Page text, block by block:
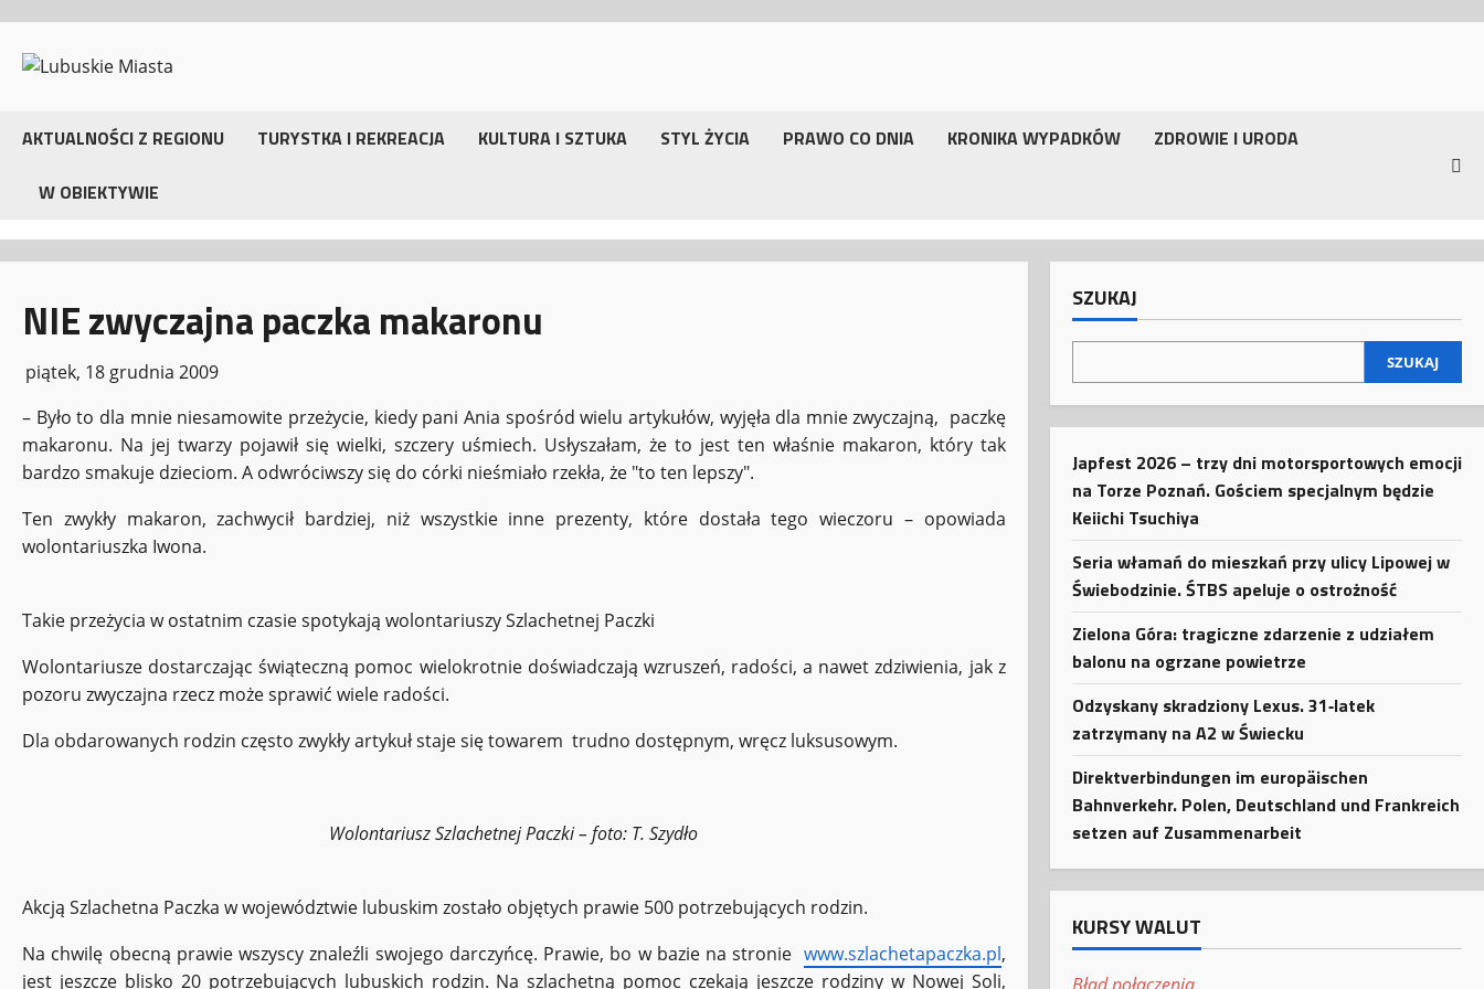
AKTUALNOŚCI Z REGIONU TURYSTKA I REKREACJA KULTURA I SZTUKA STYL ŻYCIA PRAWO CO DNIA KRONIKA WYPADKÓW ZDROWIE I URODA
W OBIEKTYWIE
NIE zwyczajna paczka makaronu
piątek, 18 grudnia 2009
– Było to dla mnie niesamowite przeżycie, kiedy pani Ania spośród wielu artykułów, wyjęła dla mnie zwyczajną, paczkę
makaronu. Na jej twarzy pojawił się wielki, szczery uśmiech. Usłyszałam, że to jest ten właśnie makaron, który tak
bardzo smakuje dzieciom. A odwróciwszy się do córki nieśmiało rzekła, że "to ten lepszy".
Ten zwykły makaron, zachwycił bardziej, niż wszystkie inne prezenty, które dostała tego wieczoru – opowiada
wolontariuszka Iwona.
Takie przeżycia w ostatnim czasie spotykają wolontariuszy Szlachetnej Paczki
Wolontariusze dostarczając świąteczną pomoc wielokrotnie doświadczają wzruszeń, radości, a nawet zdziwienia, jak z
pozoru zwyczajna rzecz może sprawić wiele radości.
Dla obdarowanych rodzin często zwykły artykuł staje się towarem trudno dostępnym, wręcz luksusowym.
Wolontariusz Szlachetnej Paczki – foto: T. Szydło
Akcją Szlachetna Paczka w województwie lubuskim zostało objętych prawie 500 potrzebujących rodzin.
Na chwilę obecną prawie wszyscy znaleźli swojego darczyńcę. Prawie, bo w bazie na stronie www.szlachetapaczka.pl,
jest jeszcze blisko 20 potrzebujących lubuskich rodzin. Na szlachetną pomoc czekają jeszcze rodziny w Nowej Soli,
SZUKAJ
SZUKAJ
Japfest 2026 – trzy dni motorsportowych emocji
na Torze Poznań. Gościem specjalnym będzie
Keiichi Tsuchiya
Seria włamań do mieszkań przy ulicy Lipowej w
Świebodzinie. ŚTBS apeluje o ostrożność
Zielona Góra: tragiczne zdarzenie z udziałem
balonu na ogrzane powietrze
Odzyskany skradziony Lexus. 31‑latek
zatrzymany na A2 w Świecku
Direktverbindungen im europäischen
Bahnverkehr. Polen, Deutschland und Frankreich
setzen auf Zusammenarbeit
KURSY WALUT